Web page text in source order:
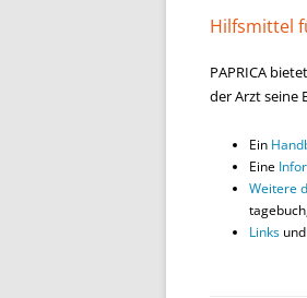
Hilfsmittel
PAPRICA
der Arzt seine
Ein
Eine
Weitere
Links und